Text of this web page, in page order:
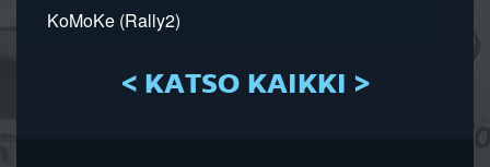
KoMoKe (Rally2)
< KATSO KAIKKI >